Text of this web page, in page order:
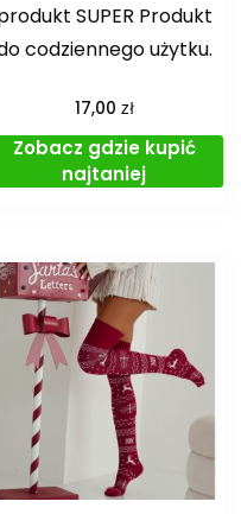
SUPER Produkt
codziennego użytku.
17,00 zł
Zobacz gdzie kupić
najtaniej